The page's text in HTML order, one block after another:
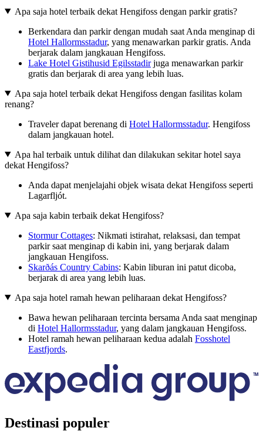
Apa saja hotel terbaik dekat Hengifoss dengan parkir gratis?
Berkendara dan parkir dengan mudah saat Anda menginap di
Hotel Hallormsstadur, yang menawarkan parkir gratis. Anda
berjarak dalam jangkauan Hengifoss.
Lake Hotel Gistihusid Egilsstadirjuga menawarkan parkir
gratis dan berjarak di area yang lebih luas.
Apa saja hotel terbaik dekat Hengifoss dengan fasilitas kolam
renang?
Traveler dapat berenang di Hotel Hallormsstadur. Hengifoss
dalam jangkauan hotel.
Apa hal terbaik untuk dilihat dan dilakukan sekitar hotel saya
dekat Hengifoss?
Anda dapat menjelajahi objek wisata dekat Hengifoss seperti
Lagarfljót.
Apa saja kabin terbaik dekat Hengifoss?
Stormur Cottages: Nikmati istirahat, relaksasi, dan tempat
parkir saat menginap di kabin ini, yang berjarak dalam
jangkauan Hengifoss.
Skarðás Country Cabins: Kabin liburan ini patut dicoba,
berjarak di area yang lebih luas.
Apa saja hotel ramah hewan peliharaan dekat Hengifoss?
Bawa hewan peliharaan tercinta bersama Anda saat menginap
di Hotel Hallormsstadur, yang dalam jangkauan Hengifoss.
Hotel ramah hewan peliharaan kedua adalah Fosshotel
Eastfjords.
Destinasi populer